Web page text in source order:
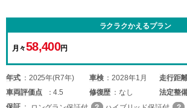
ラクラクかえるプラン
月々58,400円
年式 2025年(R7年) 車検 2028年1月 走行距
車両評価点 4.5 修復歴 なし 法定整